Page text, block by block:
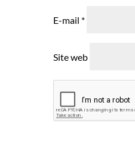
E-mail *
Site web